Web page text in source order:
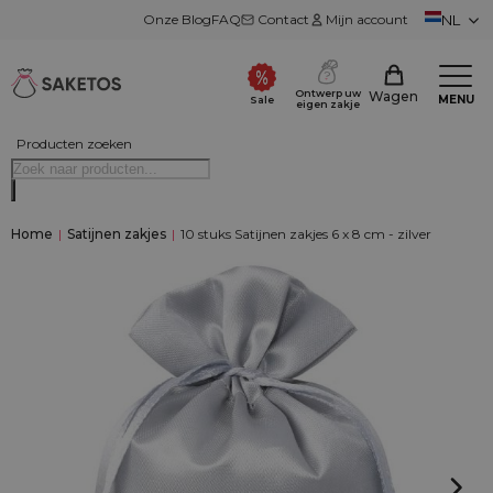
Onze BlogFAQ Contact Mijn account NL
Producten zoeken
Sale
Ontwerp uw
eigen zakje
Wagen MENU
Home | Satijnen zakjes | 10 stuks Satijnen zakjes 6 x 8 cm - zilver